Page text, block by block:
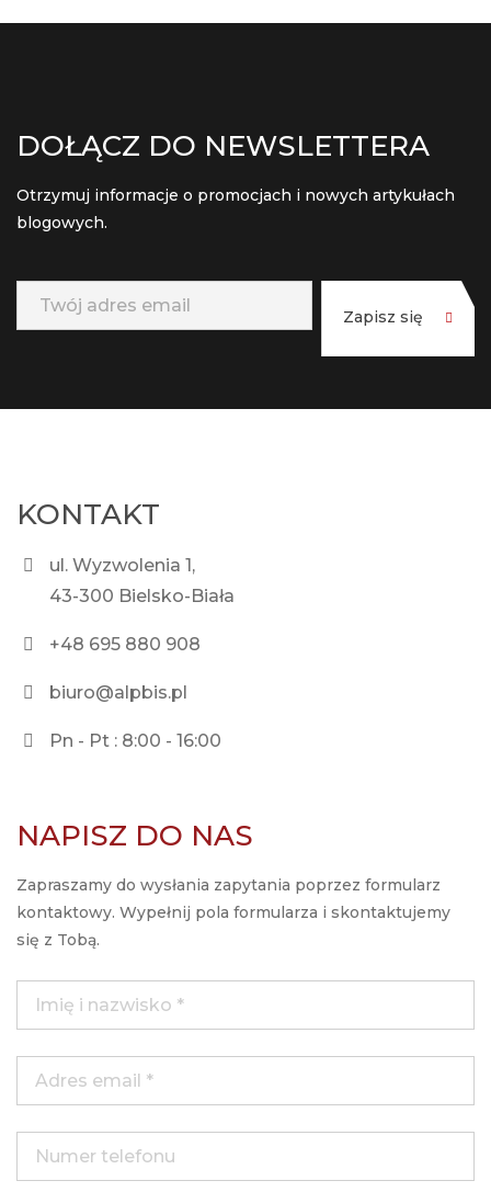
DOŁĄCZ DO NEWSLETTERA
Otrzymuj informacje o promocjach i nowych artykułach
blogowych.
Zapisz się
KONTAKT
ul. Wyzwolenia 1,
43-300 Bielsko-Biała
+48 695 880 908
biuro@alpbis.pl
Pn - Pt : 8:00 - 16:00
NAPISZ DO NAS
Zapraszamy do wysłania zapytania poprzez formularz
kontaktowy. Wypełnij pola formularza i skontaktujemy
się z Tobą.